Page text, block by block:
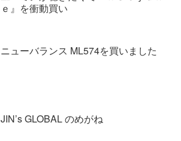
ｅ』を衝動買い
ニューバランス ML574を買いました
JIN’s GLOBAL のめがね